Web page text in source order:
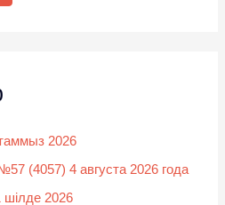
2026
(4057) 4 августа 2026 года
шілде 2026